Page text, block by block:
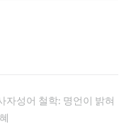
자성어 철학: 명언이 밝혀